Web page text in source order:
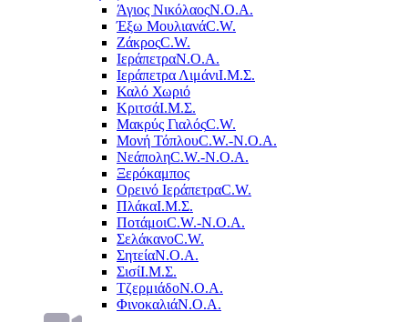
Άγιος ΝικόλαοςΝ.Ο.Α.
Έξω ΜουλιανάC.W.
ΖάκροςC.W.
ΙεράπετραΝ.Ο.Α.
Ιεράπετρα ΛιμάνιΙ.Μ.Σ.
Καλό Χωριό
ΚριτσάΙ.Μ.Σ.
Μακρύς ΓιαλόςC.W.
Μονή ΤόπλουC.W.-Ν.Ο.Α.
ΝεάποληC.W.-Ν.Ο.Α.
Ξερόκαμπος
Ορεινό ΙεράπετραC.W.
ΠλάκαΙ.Μ.Σ.
ΠοτάμοιC.W.-Ν.Ο.Α.
ΣελάκανοC.W.
ΣητείαΝ.Ο.Α.
ΣισίΙ.Μ.Σ.
ΤζερμιάδοΝ.Ο.Α.
ΦινοκαλιάΝ.Ο.Α.